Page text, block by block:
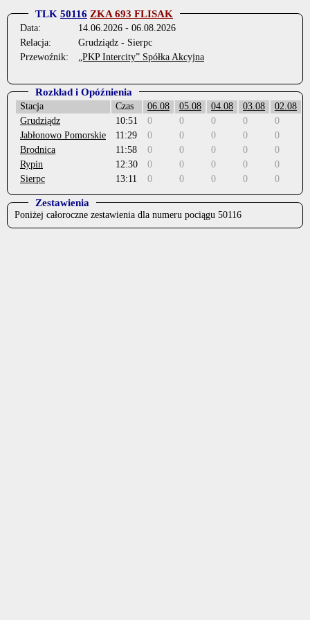
TLK 50116 ZKA 693 FLISAK
Data:
14.06.2026 - 06.08.2026
Relacja:
Grudziądz - Sierpc
Przewoźnik:
„PKP Intercity” Spółka Akcyjna
Rozkład i Opóźnienia
Stacja Czas 06.08 05.08 04.08 03.08 02.08
Grudziądz
10:51 0 0 0 0 0
Jabłonowo Pomorskie
11:29 0 0 0 0 0
Brodnica
11:58 0 0 0 0 0
Rypin
12:30 0 0 0 0 0
Sierpc
13:11 0 0 0 0 0
Zestawienia
Poniżej całoroczne zestawienia dla numeru pociągu 50116